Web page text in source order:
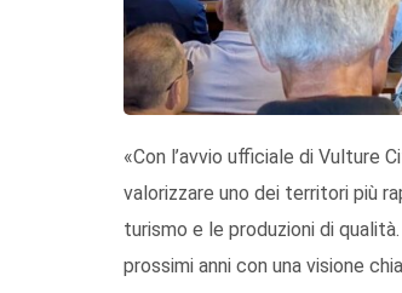
«Con l’avvio ufficiale di Vulture
valorizzare uno dei territori più
turismo e le produzioni di
prossimi anni con una visione